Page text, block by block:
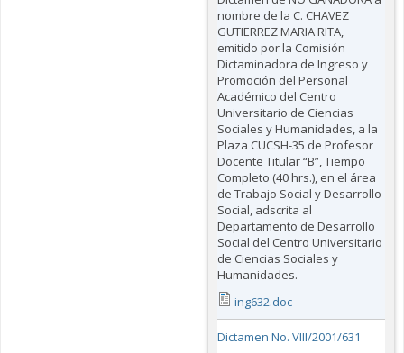
nombre de la C. CHAVEZ
GUTIERREZ MARIA RITA,
emitido por la Comisión
Dictaminadora de Ingreso y
Promoción del Personal
Académico del Centro
Universitario de Ciencias
Sociales y Humanidades, a la
Plaza CUCSH-35 de Profesor
Docente Titular “B”, Tiempo
Completo (40 hrs.), en el área
de Trabajo Social y Desarrollo
Social, adscrita al
Departamento de Desarrollo
Social del Centro Universitario
de Ciencias Sociales y
Humanidades.
ing632.doc
Dictamen No. VIII/2001/631